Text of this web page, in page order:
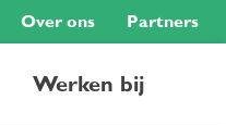
Over ons Partners
Werken bij